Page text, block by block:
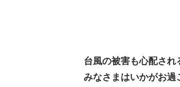
台風の被害も心配さ
みなさまはいかがお過